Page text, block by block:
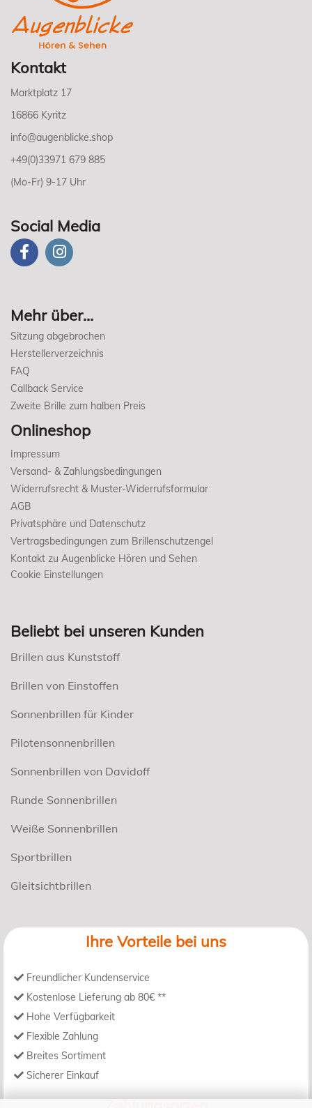
Kontakt
Marktplatz 17
16866 Kyritz
info@augenblicke.shop
+49(0)33971 679 885
(Mo-Fr) 9-17 Uhr
Social Media
Mehr über...
Sitzung abgebrochen
Herstellerverzeichnis
FAQ
Callback Service
Zweite Brille zum halben Preis
Onlineshop
Impressum
Versand- & Zahlungsbedingungen
Widerrufsrecht & Muster-Widerrufsformular
AGB
Privatsphäre und Datenschutz
Vertragsbedingungen zum Brillenschutzengel
Kontakt zu Augenblicke Hören und Sehen
Cookie Einstellungen
Beliebt bei unseren Kunden
Brillen aus Kunststoff
Brillen von Einstoffen
Sonnenbrillen für Kinder
Pilotensonnenbrillen
Sonnenbrillen von Davidoff
Runde Sonnenbrillen
Weiße Sonnenbrillen
Sportbrillen
Gleitsichtbrillen
Ihre Vorteile bei uns
Freundlicher Kundenservice
Kostenlose Lieferung ab 80€ **
Hohe Verfügbarkeit
Flexible Zahlung
Breites Sortiment
Sicherer Einkauf